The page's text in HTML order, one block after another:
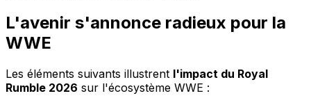
L'avenir s'annonce radieux pour la
WWE
Les éléments suivants illustrent l'impact du Royal
Rumble 2026 sur l'écosystème WWE :